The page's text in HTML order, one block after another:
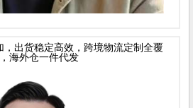
，出货稳定高效，跨境物流定制全覆
海外仓一件代发